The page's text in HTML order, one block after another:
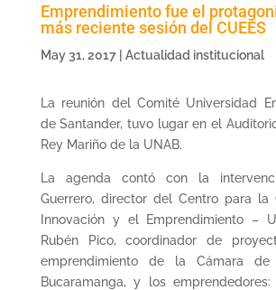
Emprendimiento fue el
más reciente sesión del CUEES
May 31, 2017| Actualidad institucional
La reunión del Comité Universidad
de Santander, tuvo lugar en el
Rey Mariño de la UNAB.
La agenda contó con la
Guerrero, director del Centro para la
Innovación y el Emprendimiento –
Rubén Pico, coordinador de
emprendimiento de la Cámara de
Bucaramanga, y los emprendedores: